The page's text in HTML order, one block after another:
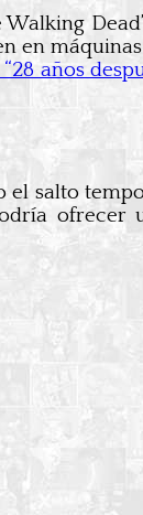
Walking
en
años
el salto